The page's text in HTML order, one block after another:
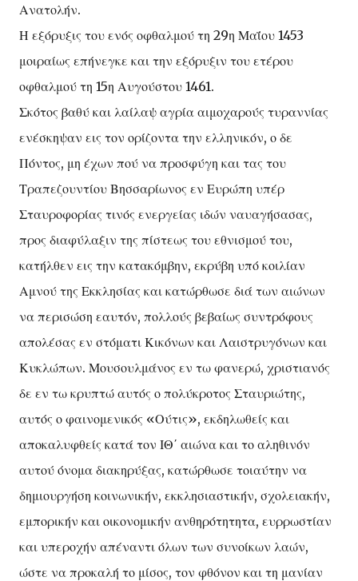
Ανατολήν.
Η εξόρυξις του ενός οφθαλμού τη 29η Μαΐου 1453
μοιραίως επήνεγκε και την εξόρυξιν του ετέρου
οφθαλμού τη 15η Αυγούστου 1461.
Σκότος βαθύ και λαίλαψ αγρία αιμοχαρούς τυραννίας
ενέσκηψαν εις τον ορίζοντα την ελληνικόν, ο δε
Πόντος, μη έχων πού να προσφύγη και τας του
Τραπεζουντίου Βησσαρίωνος εν Ευρώπη υπέρ
Σταυροφορίας τινός ενεργείας ιδών ναυαγήσασας,
προς διαφύλαξιν της πίστεως του εθνισμού του,
κατήλθεν εις την κατακόμβην, εκρύβη υπό κοιλίαν
Αμνού της Εκκλησίας και κατώρθωσε διά των αιώνων
να περισώση εαυτόν, πολλούς βεβαίως συντρόφους
απολέσας εν στόματι Κικόνων και Λαιστρυγόνων και
Κυκλώπων. Μουσουλμάνος εν τω φανερώ, χριστιανός
δε εν τω κρυπτώ αυτός ο πολύκροτος Σταυριώτης,
αυτός ο φαινομενικός «Ούτις», εκδηλωθείς και
αποκαλυφθείς κατά τον ΙΘ΄ αιώνα και το αληθινόν
αυτού όνομα διακηρύξας, κατώρθωσε τοιαύτην να
δημιουργήση κοινωνικήν, εκκλησιαστικήν, σχολειακήν,
εμπορικήν και οικονομικήν ανθηρότητητα, ευρρωστίαν
και υπεροχήν απέναντι όλων των συνοίκων λαών,
ώστε να προκαλή το μίσος, τον φθόνον και τη μανίαν